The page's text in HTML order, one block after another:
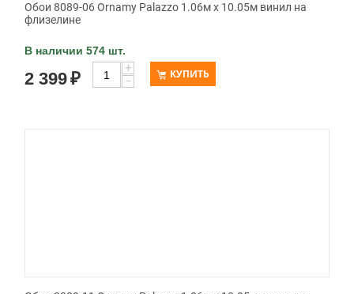
Обои 8089-06 Ornamy Palazzo 1.06м x 10.05м винил на
флизелине
В наличии 574 шт.
2 399₽
+
−
КУПИТЬ